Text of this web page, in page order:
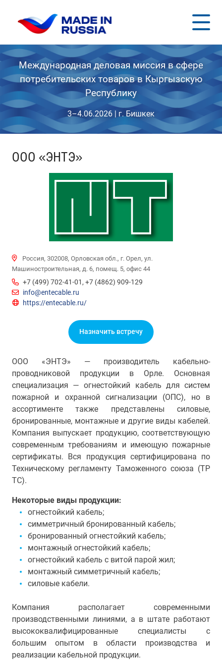
Международная деловая миссия в сфере
потребительских товаров в Кыргызскую
Республику
3–4.06.2026 | г. Бишкек
ООО «ЭНТЭ»
Россия, 302008, Орловская обл., г. Орел, ул.
Машиностроительная, д. 6, помещ. 5, офис 44
+7 (499) 702-41-01 , +7 (4862) 909-129
info@entecable.ru
https://entecable.ru/
Назначить встречу
ООО «ЭНТЭ» — производитель кабельно-
проводниковой продукции в Орле. Основная
специализация — огнестойкий кабель для систем
пожарной и охранной сигнализации (ОПС), но в
ассортименте также представлены силовые,
бронированные, монтажные и другие виды кабелей.
Компания выпускает продукцию, соответствующую
современным требованиям и имеющую пожарные
сертификаты. Вся продукция сертифицирована по
Техническому регламенту Таможенного союза (ТР
ТС).
Некоторые виды продукции:
огнестойкий кабель;
симметричный бронированный кабель;
бронированный огнестойкий кабель;
монтажный огнестойкий кабель;
огнестойкий кабель с витой парой жил;
монтажный симметричный кабель;
силовые кабели.
Компания располагает современными
производственными линиями, а в штате работают
высококвалифицированные специалисты с
большим опытом в области производства и
реализации кабельной продукции.